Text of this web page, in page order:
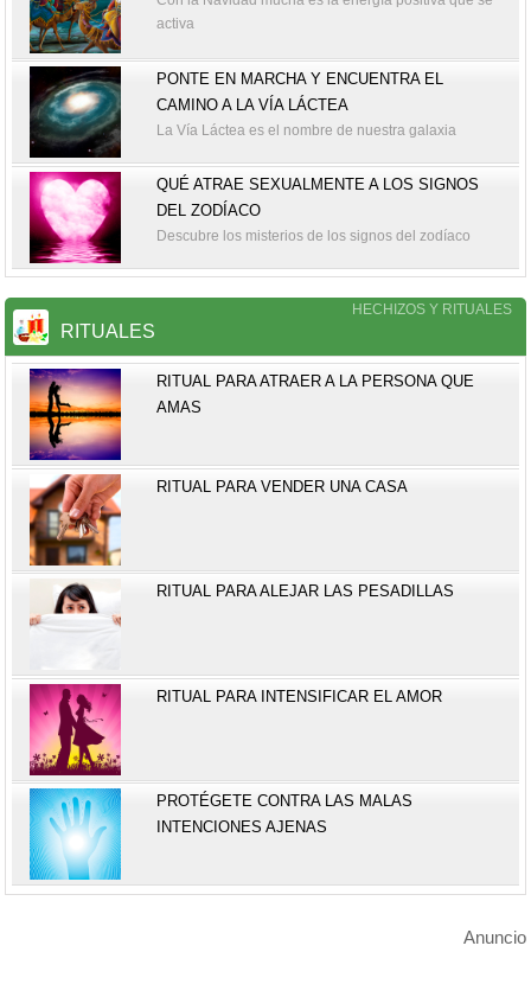
activa
PONTE EN MARCHA Y ENCUENTRA EL
CAMINO A LA VÍA LÁCTEA
La Vía Láctea es el nombre de nuestra galaxia
QUÉ ATRAE SEXUALMENTE A LOS SIGNOS
DEL ZODÍACO
Descubre los misterios de los signos del zodíaco
HECHIZOS Y RITUALES
RITUALES
RITUAL PARA ATRAER A LA PERSONA QUE
AMAS
RITUAL PARA VENDER UNA CASA
RITUAL PARA ALEJAR LAS PESADILLAS
RITUAL PARA INTENSIFICAR EL AMOR
PROTÉGETE CONTRA LAS MALAS
INTENCIONES AJENAS
Anuncio